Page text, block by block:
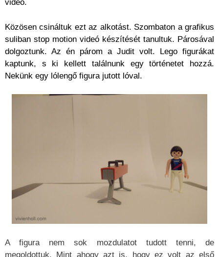
videó.
Közösen csináltuk ezt az alkotást. Szombaton a grafikus
suliban stop motion videó készítését tanultuk. Párosával
dolgoztunk. Az én párom a Judit volt. Lego figurákat
kaptunk, s ki kellett találnunk egy történetet hozzá.
Nekünk egy lólengő figura jutott lóval.
A figura nem sok mozdulatot tudott tenni, de
megoldottuk. Mint ahogy azt is, hogy ez volt az első